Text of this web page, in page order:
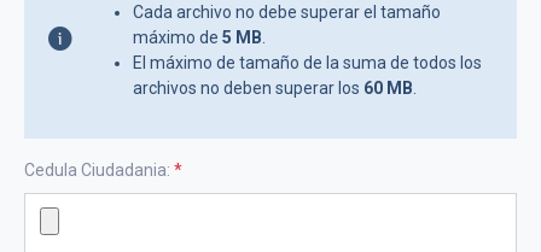
Cada archivo no debe superar el tamaño
máximo de 5 MB.
El máximo de tamaño de la suma de todos los
archivos no deben superar los 60 MB.
Cedula Ciudadania: *